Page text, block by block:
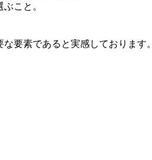
こと。
要素であると実感しております。